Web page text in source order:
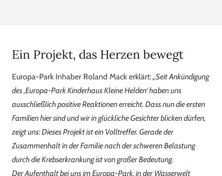
Ein Projekt, das Herzen bewegt
Europa-Park Inhaber Roland Mack erklärt:„Seit Ankündigung
des ‚Europa-Park Kinderhaus Kleine Helden‘ haben uns
ausschließlich positive Reaktionen erreicht. Dass nun die ersten
Familien hier sind und wir in glückliche Gesichter blicken dürfen,
zeigt uns: Dieses Projekt ist ein Volltreffer. Gerade der
Zusammenhalt in der Familie nach der schweren Belastung
durch die Krebserkrankung ist von großer Bedeutung.
Der Aufenthalt bei uns im Europa-Park, in der Wasserwelt